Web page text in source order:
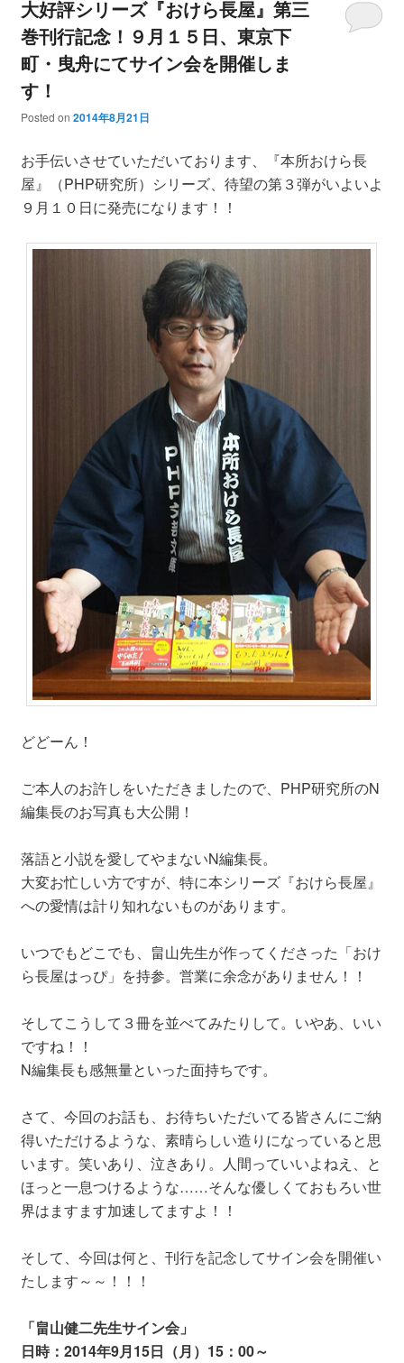
大好評シリーズ『おけら長屋』第三
巻刊行記念！９月１５日、東京下
町・曳舟にてサイン会を開催しま
す！
Posted on 2014年8月21日
お手伝いさせていただいております、『本所おけら長
屋』（PHP研究所）シリーズ、待望の第３弾がいよいよ
９月１０日に発売になります！！
どどーん！
ご本人のお許しをいただきましたので、PHP研究所のN
編集長のお写真も大公開！
落語と小説を愛してやまないN編集長。
大変お忙しい方ですが、特に本シリーズ『おけら長屋』
への愛情は計り知れないものがあります。
いつでもどこでも、畠山先生が作ってくださった「おけ
ら長屋はっぴ」を持参。営業に余念がありません！！
そしてこうして３冊を並べてみたりして。いやあ、いい
ですね！！
N編集長も感無量といった面持ちです。
さて、今回のお話も、お待ちいただいてる皆さんにご納
得いただけるような、素晴らしい造りになっていると思
います。笑いあり、泣きあり。人間っていいよねえ、と
ほっと一息つけるような……そんな優しくておもろい世
界はますます加速してますよ！！
そして、今回は何と、刊行を記念してサイン会を開催い
たします～～！！！
「畠山健二先生サイン会」
日時：2014年9月15日（月）15：00～